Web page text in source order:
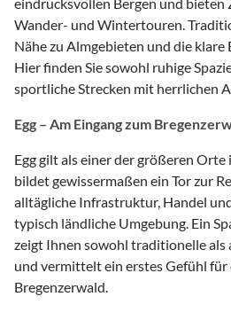
Wander- und Wintertouren.
Nähe zu Almgebieten und die klare
Hier finden Sie sowohl ruhige
sportliche Strecken mit herrlichen
Egg – Am Eingang zum
Egg gilt als einer der größeren
bildet gewissermaßen ein Tor zur
alltägliche Infrastruktur, Handel
typisch ländliche Umgebung. Ein
zeigt Ihnen sowohl traditionelle als
und vermittelt ein erstes Gefühl für
Bregenzerwald.